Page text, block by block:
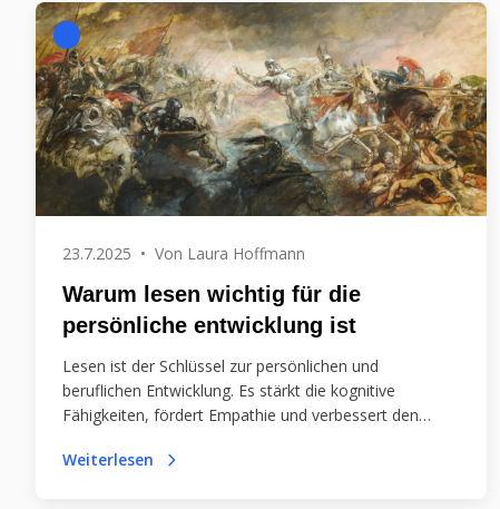
23.7.2025 • Von Laura Hoffmann
Warum lesen wichtig für die
persönliche entwicklung ist
Lesen ist der Schlüssel zur persönlichen und
beruflichen Entwicklung. Es stärkt die kognitive
Fähigkeiten, fördert Empathie und verbessert den
ein erfülltes Leben!
Weiterlesen